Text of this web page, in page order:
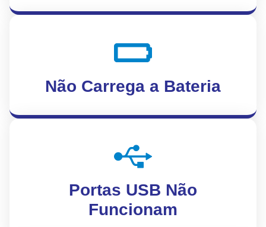
Não Carrega a Bateria
Portas USB Não
Funcionam